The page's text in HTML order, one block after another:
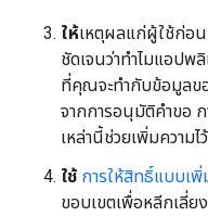
ให้เหตุผลแก่ผู้ใช้ก่อน
ชัดเจนว่าทำไมแอป
ที่คุณจะทำกับข้อมูลขอ
จากการอนุมัติคำขอ ก
เหล่านี้ช่วยเพิ่มความ
ใช้ การให้สิทธิ์แบบเพิ่
ขอบเขตเพื่อหลีกเลี่ย